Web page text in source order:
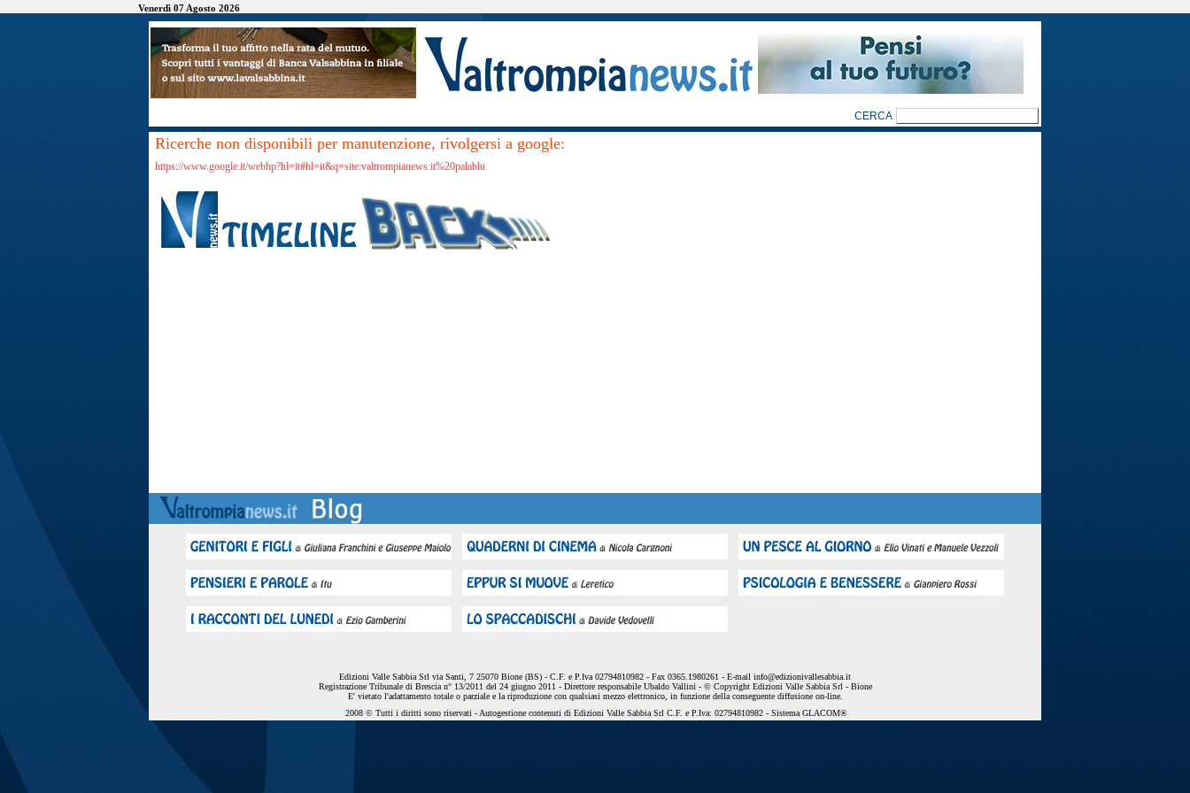
Venerdì 07 Agosto 2026
Ricerche non disponibili per manutenzione, rivolgersi a google:
https://www.google.it/webhp?hl=it#hl=it&q=site:valtrompianews.it%20palablu
Edizioni Valle Sabbia Srl via Santi, 7 25070 Bione (BS) - C.F. e P.Iva 02794810982 - Fax 0365.1980261 - E-mail info@edizionivallesabbia.it
Registrazione Tribunale di Brescia n° 13/2011 del 24 giugno 2011 - Direttore responsabile Ubaldo Vallini - © Copyright Edizioni Valle Sabbia Srl - Bione
E' vietato l'adattamento totale o parziale e la riproduzione con qualsiasi mezzo elettronico, in funzione della conseguente diffusione on-line.
2008 © Tutti i diritti sono riservati - Autogestione contenuti di Edizioni Valle Sabbia Srl C.F. e P.Iva: 02794810982 - Sistema GLACOM®